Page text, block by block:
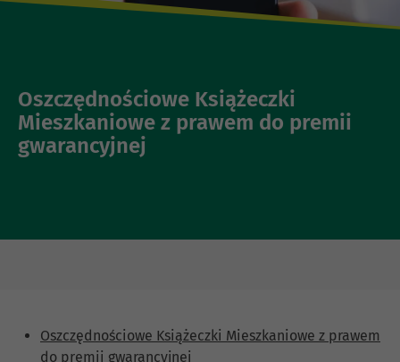
Oszczędnościowe Książeczki
Mieszkaniowe z prawem do premii
gwarancyjnej
Oszczędnościowe Książeczki Mieszkaniowe z prawem
do premii gwarancyjnej